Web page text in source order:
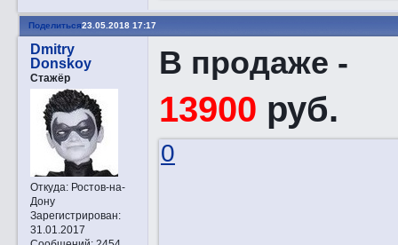
Поделиться23.05.2018 17:17
Dmitry
Donskoy
Стажёр
Откуда:Ростов-на-
Дону
Зарегистрирован:
31.01.2017
В продаже -
13900 руб.
0